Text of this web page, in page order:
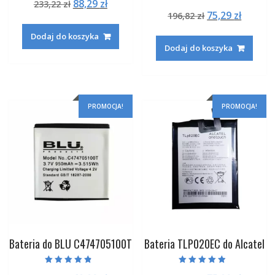
4.50
na 5
233,22zł Pierwotna
wynosiła:
233,22 zł.
88,29 złAktualna
88,29 zł.
Dodaj do koszyka
5.00
na 5
196,82zł Pierwotna
wynosiła:
196,82 zł.
75,29 zł
75,29
Dodaj do koszyka
PROMOCJA!
Bateria do BLU C474705100T
PROMOCJA!
Bateria TLP020EC do Alcatel